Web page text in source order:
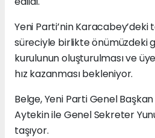
Yeni Parti’nin
süreciyle birlikte önümüzdeki
kurulunun oluşturulması ve
hız kazanması bekleniyor.
Belge, Yeni Parti Genel Başkan
Aytekin ile Genel Sekreter
taşıyor.